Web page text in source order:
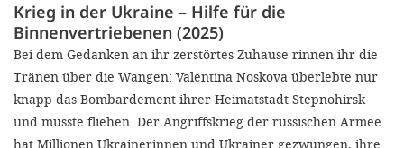
Krieg in der Ukraine – Hilfe für die
Binnenvertriebenen (2025)
Bei dem Gedanken an ihr zerstörtes Zuhause rinnen ihr die
Tränen über die Wangen: Valentina Noskova überlebte nur
knapp das Bombardement ihrer Heimatstadt Stepnohirsk
und musste fliehen. Der Angriffskrieg der russischen Armee
hat Millionen Ukrainerinnen und Ukrainer gezwungen, ihre